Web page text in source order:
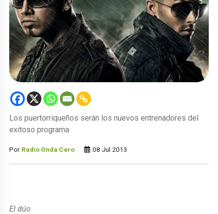
Los puertorriqueños serán los nuevos entrenadores del
exitoso programa
Por Radio Onda Cero 08 Jul 2013
El dúo